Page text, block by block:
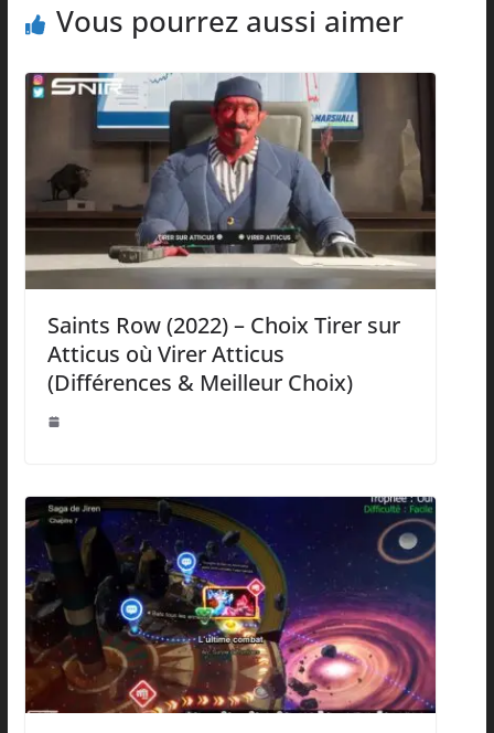
Vous pourrez aussi aimer
Saints Row (2022) – Choix Tirer sur
Atticus où Virer Atticus
(Différences & Meilleur Choix)